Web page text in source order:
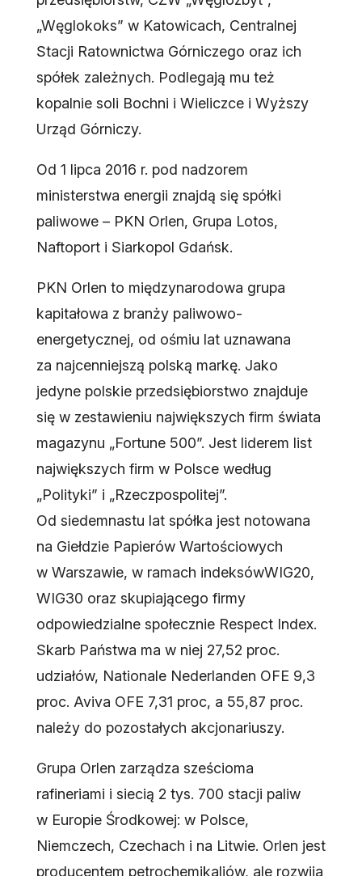
„Węglokoks” w Katowicach, Centralnej
Stacji Ratownictwa Górniczego oraz ich
spółek zależnych. Podlegają mu też
kopalnie soli Bochni i Wieliczce i Wyższy
Urząd Górniczy.
Od 1 lipca 2016 r. pod nadzorem
ministerstwa energii znajdą się spółki
paliwowe – PKN Orlen, Grupa Lotos,
Naftoport i Siarkopol Gdańsk.
PKN Orlen to międzynarodowa grupa
kapitałowa z branży paliwowo-
energetycznej, od ośmiu lat uznawana
za najcenniejszą polską markę. Jako
jedyne polskie przedsiębiorstwo znajduje
się w zestawieniu największych firm świata
magazynu „Fortune 500”. Jest liderem list
największych firm w Polsce według
„Polityki” i „Rzeczpospolitej”.
Od siedemnastu lat spółka jest notowana
na Giełdzie Papierów Wartościowych
w Warszawie, w ramach indeksówWIG20,
WIG30 oraz skupiającego firmy
odpowiedzialne społecznie Respect Index.
Skarb Państwa ma w niej 27,52 proc.
udziałów, Nationale Nederlanden OFE 9,3
proc. Aviva OFE 7,31 proc, a 55,87 proc.
należy do pozostałych akcjonariuszy.
Grupa Orlen zarządza sześcioma
rafineriami i siecią 2 tys. 700 stacji paliw
w Europie Środkowej: w Polsce,
Niemczech, Czechach i na Litwie. Orlen jest
producentem petrochemikaliów, ale rozwija